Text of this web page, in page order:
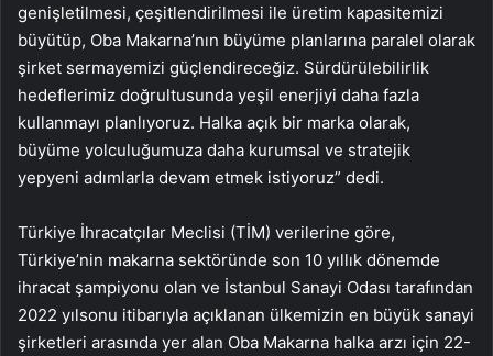
genişletilmesi, çeşitlendirilmesi ile üretim kapasitemizi
büyütüp, Oba Makarna’nın büyüme planlarına paralel olarak
şirket sermayemizi güçlendireceğiz. Sürdürülebilirlik
hedeflerimiz doğrultusunda yeşil enerjiyi daha fazla
kullanmayı planlıyoruz. Halka açık bir marka olarak,
büyüme yolculuğumuza daha kurumsal ve stratejik
yepyeni adımlarla devam etmek istiyoruz” dedi.
Türkiye İhracatçılar Meclisi (TİM) verilerine göre,
Türkiye’nin makarna sektöründe son 10 yıllık dönemde
ihracat şampiyonu olan ve İstanbul Sanayi Odası tarafından
2022 yılsonu itibarıyla açıklanan ülkemizin en büyük sanayi
şirketleri arasında yer alan Oba Makarna halka arzı için 22-